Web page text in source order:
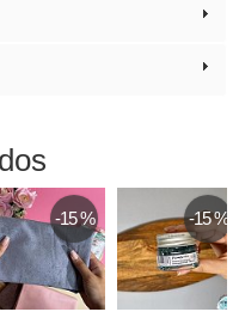
-15 % -15 %